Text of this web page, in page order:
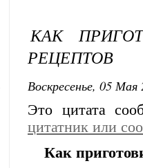
КАК
РЕЦЕПТОВ
Воскресенье, 05
Это цитата
цитатник или
Как